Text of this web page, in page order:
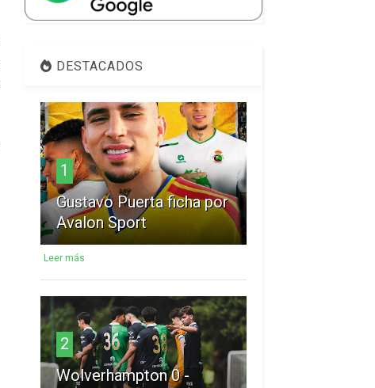
DESTACADOS
1
Gustavo Puerta ficha por
Avalon Sport
Leer más
2
Wolverhampton 0 -